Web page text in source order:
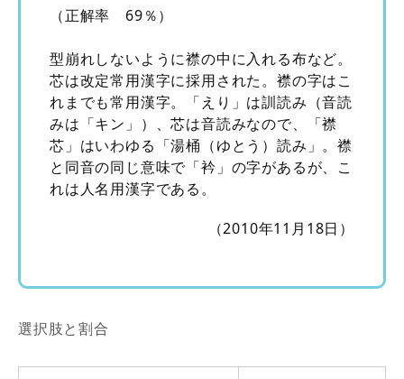
（正解率 69％）
型崩れしないように襟の中に入れる布など。
芯は改定常用漢字に採用された。襟の字はこ
れまでも常用漢字。「えり」は訓読み（音読
みは「キン」）、芯は音読みなので、「襟
芯」はいわゆる「湯桶（ゆとう）読み」。襟
と同音の同じ意味で「衿」の字があるが、こ
れは人名用漢字である。
（2010年11月18日）
選択肢と割合